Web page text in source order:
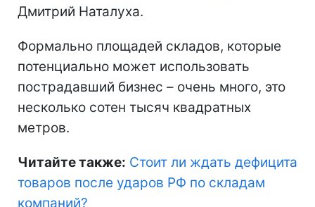
Дмитрий Наталуха.
Формально площадей складов, которые
потенциально может использовать
пострадавший бизнес – очень много, это
несколько сотен тысяч квадратных
метров.
Читайте также: Стоит ли ждать дефицита
товаров после ударов РФ по складам
компаний?